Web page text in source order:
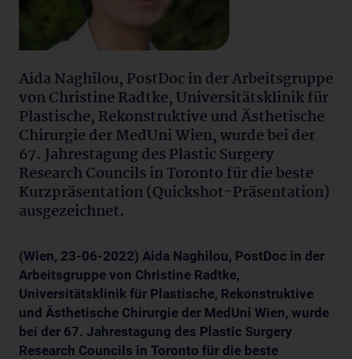
Aida Naghilou, PostDoc in der Arbeitsgruppe
von Christine Radtke, Universitätsklinik für
Plastische, Rekonstruktive und Ästhetische
Chirurgie der MedUni Wien, wurde bei der
67. Jahrestagung des Plastic Surgery
Research Councils in Toronto für die beste
Kurzpräsentation (Quickshot-Präsentation)
ausgezeichnet.
(Wien, 23-06-2022) Aida Naghilou, PostDoc in der
Arbeitsgruppe von Christine Radtke,
Universitätsklinik für Plastische, Rekonstruktive
und Ästhetische Chirurgie der MedUni Wien, wurde
bei der 67. Jahrestagung des Plastic Surgery
Research Councils in Toronto für die beste